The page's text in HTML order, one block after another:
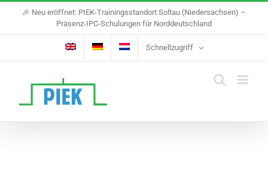
content
🎉 Neu eröffnet: PIEK-Trainingsstandort Soltau (Niedersachsen) –
Präsenz-IPC-Schulungen für Norddeutschland
Schnellzugriff